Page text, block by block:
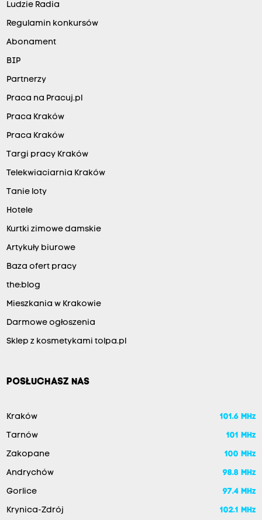
Ludzie Radia
Regulamin konkursów
Abonament
BIP
Partnerzy
Praca na Pracuj.pl
Praca Kraków
Praca Kraków
Targi pracy Kraków
Telekwiaciarnia Kraków
Tanie loty
Hotele
Kurtki zimowe damskie
Artykuły biurowe
Baza ofert pracy
the:blog
Mieszkania w Krakowie
Darmowe ogłoszenia
Sklep z kosmetykami tolpa.pl
POSŁUCHASZ NAS
Kraków 101.6 MHz
Tarnów 101 MHz
Zakopane 100 MHz
Andrychów 98.8 MHz
Gorlice 97.4 MHz
Krynica-Zdrój 102.1 MHz